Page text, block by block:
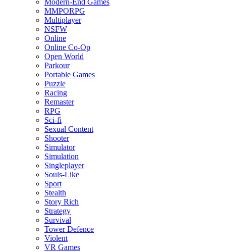
Modern-End Games
MMPORPG
Multiplayer
NSFW
Online
Online Co-Op
Open World
Parkour
Portable Games
Puzzle
Racing
Remaster
RPG
Sci-fi
Sexual Content
Shooter
Simulator
Simulation
Singleplayer
Souls-Like
Sport
Stealth
Story Rich
Strategy
Survival
Tower Defence
Violent
VR Games